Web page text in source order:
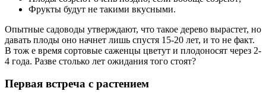
Фрукты будут не такими вкусными.
Опытные садоводы утверждают, что такое дерево вырастет, но
давать плоды оно начнет лишь спустя 15-20 лет, и то не факт.
В тож е время сортовые саженцы цветут и плодоносят через 2-
4 года. Разве столько лет ожидания того стоят?
Первая встреча с растением